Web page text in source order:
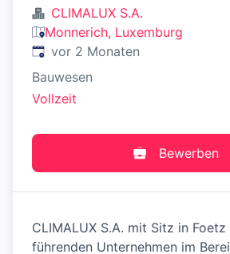
CLIMALUX S.A.
Monnerich, Luxemburg
Veröffentlicht:
vor 2 Monaten
Bauwesen
Vollzeit
Bewerben
CLIMALUX S.A. mit Sitz in
führenden Unternehmen im